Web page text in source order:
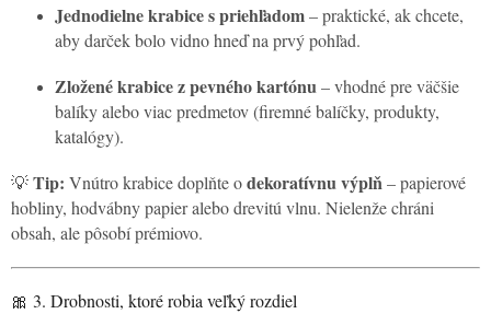
Jednodielne krabice s priehľadom– praktické, ak chcete,
aby darček bolo vidno hneď na prvý pohľad.
Zložené krabice z pevného kartónu – vhodné pre väčšie
balíky alebo viac predmetov (firemné balíčky, produkty,
katalógy).
💡Tip: Vnútro krabice doplňte odekoratívnu výplň – papierové
hobliny, hodvábny papier alebo drevitú vlnu. Nielenže chráni
obsah, ale pôsobí prémiovo.
🎀 3. Drobnosti, ktoré robia veľký rozdiel